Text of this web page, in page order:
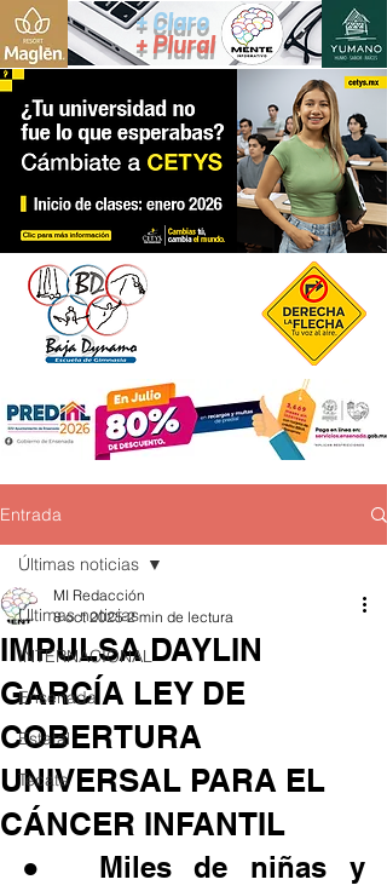
+ Claro
+ Plural
Entrada
Últimas noticias
INTERNACIONAL
Ensenada
Estatal
Tecate
Últimas noticias
IMPULSA DAYLIN
GARCÍA LEY DE
COBERTURA
UNIVERSAL PARA EL
CÁNCER INFANTIL
MI Redacción
8 oct 2025 2 min de lectura
●	Miles de niñas y